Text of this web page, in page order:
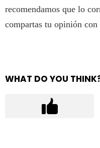
recomendamos que lo
compartas tu opinión con
WHAT DO YOU